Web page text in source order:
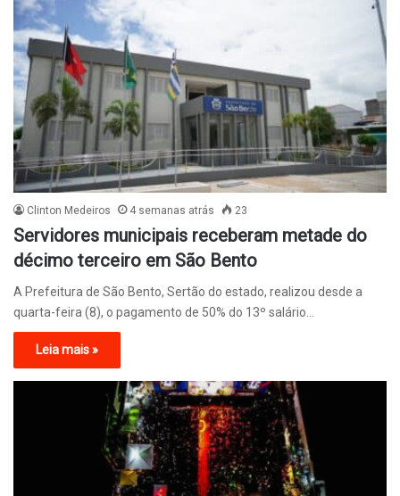
Clinton Medeiros 4 semanas atrás 23
Servidores municipais receberam metade do
décimo terceiro em São Bento
A Prefeitura de São Bento, Sertão do estado, realizou desde a
quarta-feira (8), o pagamento de 50% do 13º salário…
Leia mais »